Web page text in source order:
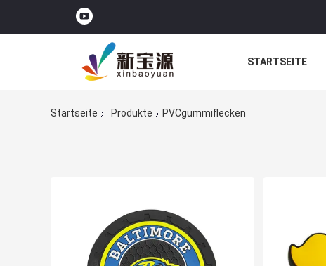
STARTSEITE
Startseite Produkte PVCgummiflecken